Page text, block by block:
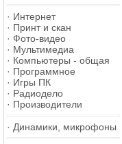
· Интернет
· Принт и скан
· Фото-видео
· Мультимедиа
· Компьютеры - общая
· Программное
· Игры ПК
· Радиодело
· Производители
· Динамики, микрофоны